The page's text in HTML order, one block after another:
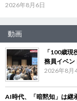
2026年8月6日
動画
「100歳
務員イベン
2026年8月
AI時代、「暗黙知」は